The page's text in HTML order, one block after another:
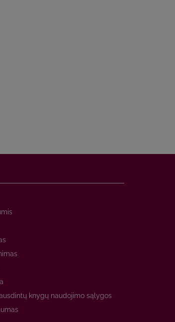
knygų naudojimo sąlygos